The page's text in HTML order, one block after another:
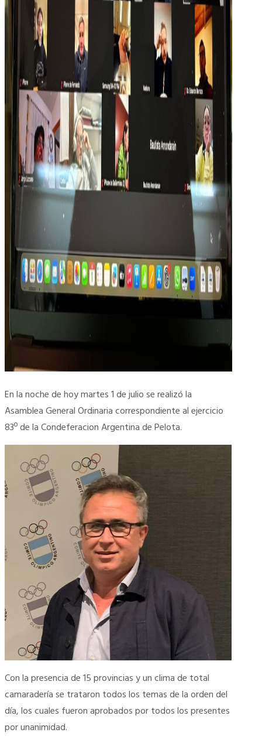
En la noche de hoy martes 1 de julio se realizó la
Asamblea General Ordinaria correspondiente al ejercicio
83º de la Condeferacion Argentina de Pelota.
Con la presencia de 15 provincias y un clima de total
camaradería se trataron todos los temas de la orden del
día, los cuales fueron aprobados por todos los presentes
por unanimidad.